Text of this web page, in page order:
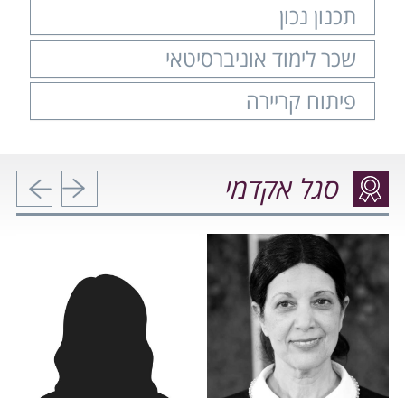
תכנון נכון
שכר לימוד אוניברסיטאי
פיתוח קריירה
ההרשמה למעונות המכללה לשנת הלימודים הקרובה
(תשפ"ז) נפתחה
21.07.2026
סגל אקדמי הבא הקודם